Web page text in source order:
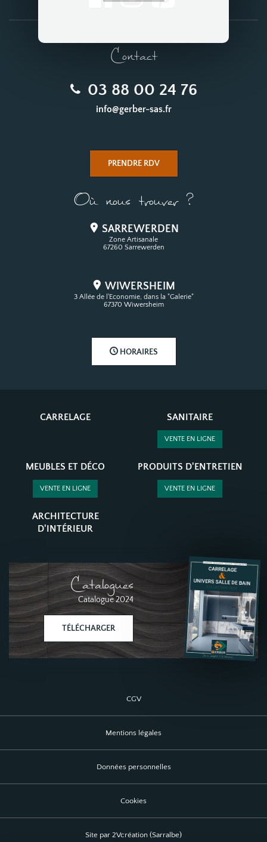
Contact
03 88 00 24 76
info@gerber-sas.fr
PRENDRE RDV
Où nous trouver ?
SARREWERDEN
Zone Artisanale
67260 Sarrewerden
WIWERSHEIM
3 Allée de l'Economie, dans la "Galerie"
67370 Wiwersheim
HORAIRES
CARRELAGE SANITAIRE
VENTE EN LIGNE
MEUBLES ET DÉCO
VENTE EN LIGNE
PRODUITS D'ENTRETIEN
VENTE EN LIGNE
ARCHITECTURE
D'INTÉRIEUR
Catalogues
Catalogue 2024
TÉLÉCHARGER
CGV
Mentions légales
Données personnelles
Cookies
Site par 2Vcréation (Sarralbe)